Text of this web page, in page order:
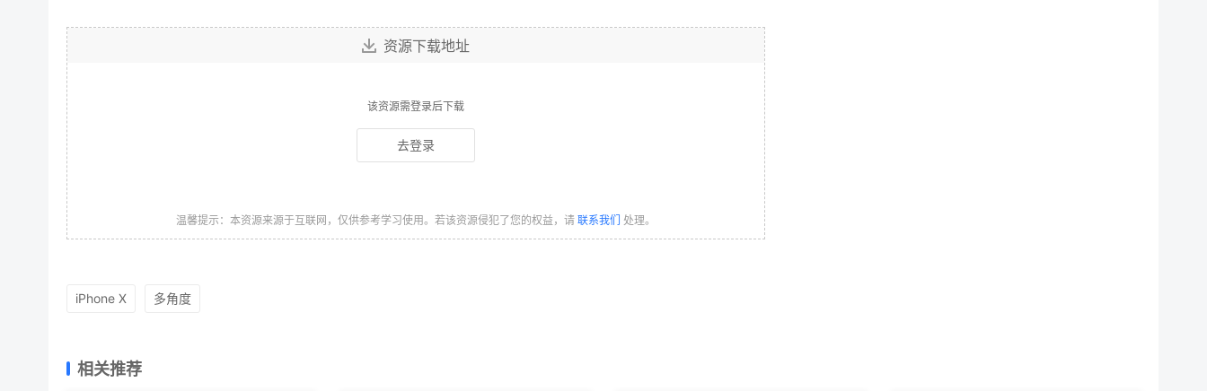
资源下载地址
该资源需登录后下载
去登录
温馨提示：本资源来源于互联网，仅供参考学习使用。若该资源侵犯了您的权益，请 联系我们 处理。
iPhone X 多角度
相关推荐